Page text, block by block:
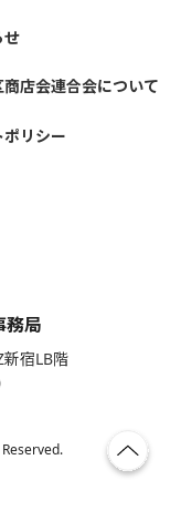
せ
店会連合会について
リシー
務局
宿LB階